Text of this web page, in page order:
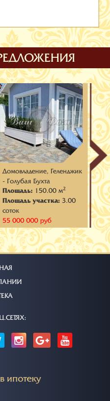
Домовладение, Геленджик
- Голубая Бухта
Площадь: 150.00 м2
Площадь участка: 3.00
соток
55 000 000 руб
-
соток
60
ипотеку